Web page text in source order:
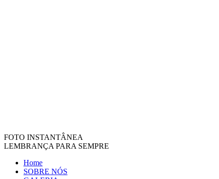
FOTO INSTANTÂNEA
LEMBRANÇA PARA SEMPRE
Home
SOBRE NÓS